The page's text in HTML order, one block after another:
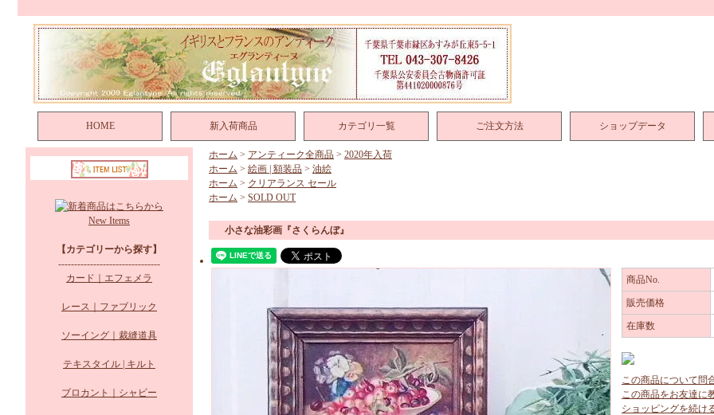
HOME 新入荷商品 カテゴリ一覧 ご注文方法 ショップデータ
New Items
【カテゴリーから探す】
--------------------------------
カード｜エフェメラ
レース｜ファブリック
ソーイング｜裁縫道具
テキスタイル | キルト
ブロカント｜シャビー
ホーム > アンティーク全商品 > 2020年入荷
ホーム > 絵画 | 額装品 > 油絵
ホーム > クリアランス セール
ホーム > SOLD OUT
小さな油彩画『さくらんぼ』
商品No.
販売価格
在庫数
この商品について問
この商品をお友達に
ショッピングを続け